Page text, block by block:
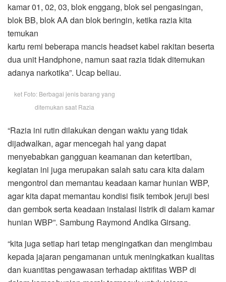
kamar 01, 02, 03, blok enggang, blok sel pengasingan,
blok BB, blok AA dan blok beringin, ketika razia kita
temukan
kartu remi beberapa mancis headset kabel rakitan beserta
dua unit Handphone, namun saat razia tidak ditemukan
adanya narkotika”. Ucap beliau.
ket Foto: Berbagai jenis barang yang
ditemukan saat Razia
“Razia ini rutin dilakukan dengan waktu yang tidak
dijadwalkan, agar mencegah hal yang dapat
menyebabkan gangguan keamanan dan ketertiban,
kegiatan ini juga merupakan salah satu cara kita dalam
mengontrol dan memantau keadaan kamar hunian WBP,
agar kita dapat memantau kondisi fisik tembok jeruji besi
dan gembok serta keadaan instalasi listrik di dalam kamar
hunian WBP”. Sambung Raymond Andika Girsang.
“kita juga setiap hari tetap mengingatkan dan mengimbau
kepada jajaran pengamanan untuk meningkatkan kualitas
dan kuantitas pengawasan terhadap aktifitas WBP di